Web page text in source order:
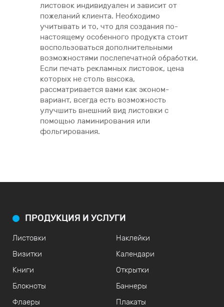
листовок индивидуален и зависит от
пожеланий клиента. Необходимо
учитывать и то, что для создания по-
настоящему особенного продукта стоит
воспользоваться дополнительными
возможностями послепечатной обработки.
Если печать рекламных листовок, цена
которых не столь высока,
рассматривается вами как эконом-
вариант, всегда есть возможность
улучшить внешний вид листовки с
помощью ламинирования или
фольгирования.
ПРОДУКЦИЯ И УСЛУГИ
Листовки
Визитки
Книги
Блокноты
Флаеры
Наклейки
Календари
Открытки
Баннеры
Плакаты